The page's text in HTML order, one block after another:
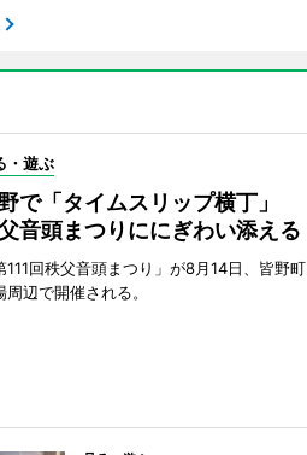
・遊ぶ
で「タイムスリップ横丁」
音頭まつりににぎわい添える
111回秩父音頭まつり」が8月14日、皆野町
周辺で開催される。